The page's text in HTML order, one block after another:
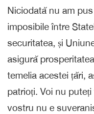
Niciodată nu am
imposibile între
securitatea, și
asigură
temelia acestei țări,
patrioți. Voi nu
vostru nu e